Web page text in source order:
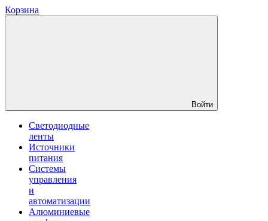
Корзина
Войти
Светодиодные
ленты
Источники
питания
Системы
управления
и
автоматизации
Алюминиевые